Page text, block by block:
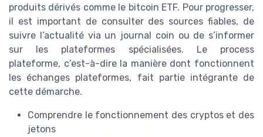
produits dérivés comme le bitcoin ETF. Pour progresser,
il est important de consulter des sources fiables, de
suivre l’actualité via un journal coin ou de s’informer
sur les plateformes spécialisées. Le process
plateforme, c’est-à-dire la manière dont fonctionnent
les échanges plateformes, fait partie intégrante de
cette démarche.
Comprendre le fonctionnement des cryptos et des
jetons